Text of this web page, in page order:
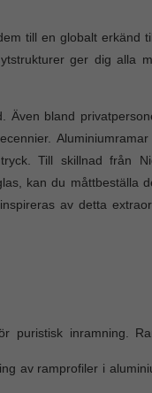
till en globalt erkänd
ger dig alla
Även bland
Till skillnad från
kan du måttbeställa
av detta
puristisk inramning.
av ramprofiler i